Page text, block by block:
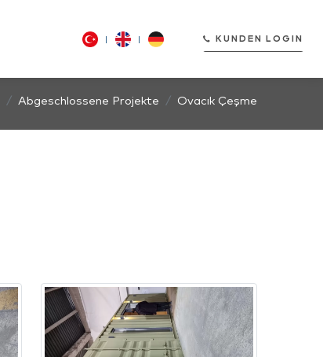
KUNDEN LOGIN
Abgeschlossene Projekte Ovacık Çeşme